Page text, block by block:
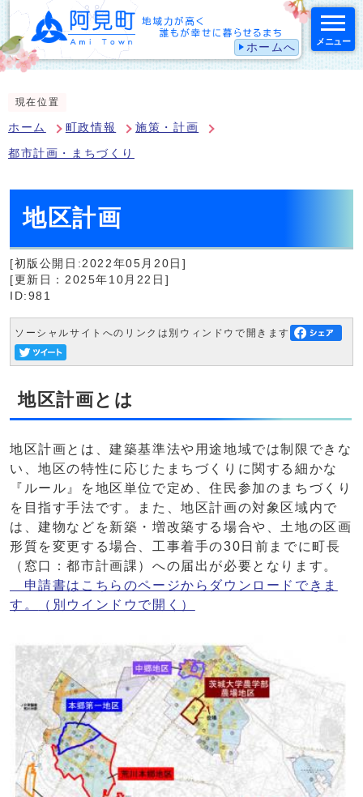
ホームへ メニュー
現在位置
ホーム 町政情報 施策・計画
都市計画・まちづくり
地区計画
[初版公開日:2022年05月20日]
[更新日：2025年10月22日]
ID:981
ソーシャルサイトへのリンクは別ウィンドウで開きます
地区計画とは
地区計画とは、建築基準法や用途地域では制限できな
い、地区の特性に応じたまちづくりに関する細かな
『ルール』を地区単位で定め、住民参加のまちづくり
を目指す手法です。また、地区計画の対象区域内で
は、建物などを新築・増改築する場合や、土地の区画
形質を変更する場合、工事着手の30日前までに町長
（窓口：都市計画課）への届出が必要となります。
申請書はこちらのページからダウンロードできま
す。
（別ウインドウで開く）